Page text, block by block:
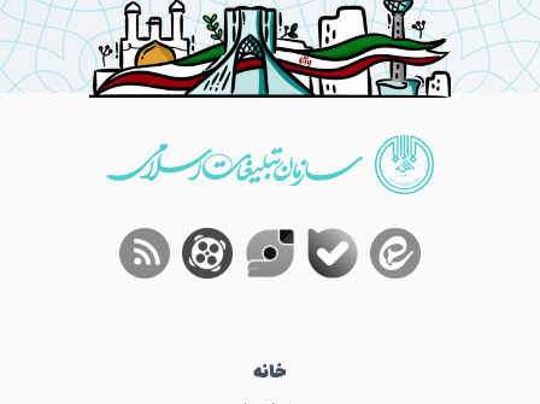
خانه